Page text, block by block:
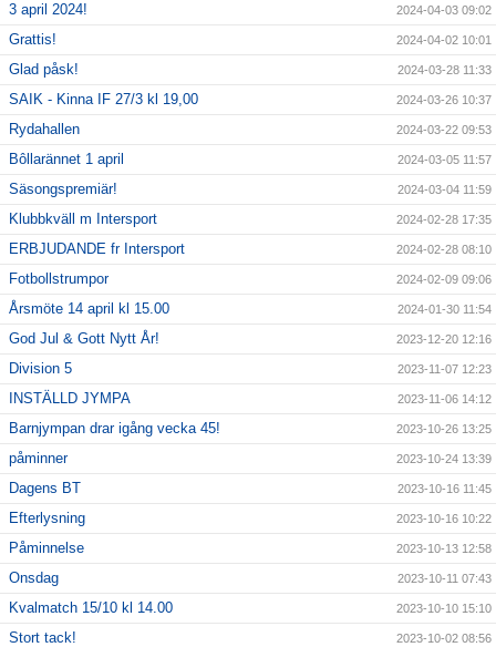
3 april 2024! 2024-04-03 09:02
Grattis! 2024-04-02 10:01
Glad påsk! 2024-03-28 11:33
SAIK - Kinna IF 27/3 kl 19,00 2024-03-26 10:37
Rydahallen 2024-03-22 09:53
Bôllarännet 1 april 2024-03-05 11:57
Säsongspremiär! 2024-03-04 11:59
Klubbkväll m Intersport 2024-02-28 17:35
ERBJUDANDE fr Intersport 2024-02-28 08:10
Fotbollstrumpor 2024-02-09 09:06
Årsmöte 14 april kl 15.00 2024-01-30 11:54
God Jul & Gott Nytt År! 2023-12-20 12:16
Division 5 2023-11-07 12:23
INSTÄLLD JYMPA 2023-11-06 14:12
Barnjympan drar igång vecka 45! 2023-10-26 13:25
påminner 2023-10-24 13:39
Dagens BT 2023-10-16 11:45
Efterlysning 2023-10-16 10:22
Påminnelse 2023-10-13 12:58
Onsdag 2023-10-11 07:43
Kvalmatch 15/10 kl 14.00 2023-10-10 15:10
Stort tack! 2023-10-02 08:56